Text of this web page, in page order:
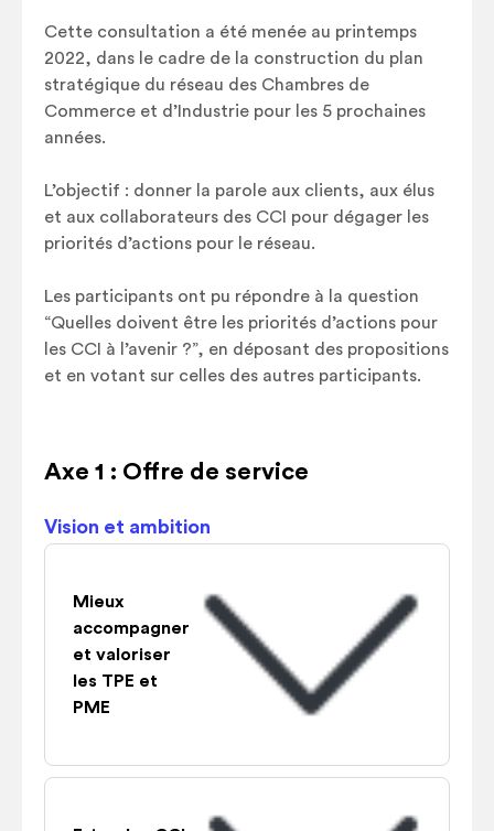
Cette consultation a été menée au printemps
2022, dans le cadre de la construction du plan
stratégique du réseau des Chambres de
Commerce et d’Industrie pour les 5 prochaines
années.
L’objectif : donner la parole aux clients, aux élus
et aux collaborateurs des CCI pour dégager les
priorités d’actions pour le réseau.
Les participants ont pu répondre à la question
“Quelles doivent être les priorités d’actions pour
les CCI à l’avenir ?”, en déposant des propositions
et en votant sur celles des autres participants.
Axe 1 : Offre de service
Vision et ambition
Mieux
accompagner
et valoriser
les TPE et
PME